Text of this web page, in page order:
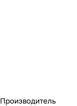
Производитель